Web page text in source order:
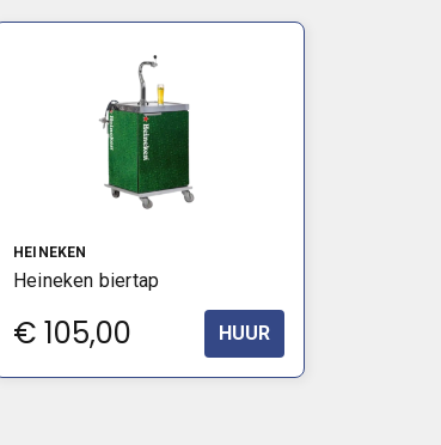
HEINEKEN
Heineken biertap
€ 105,00 HUUR